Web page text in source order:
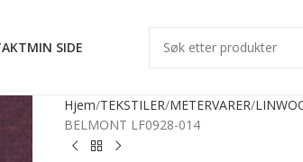
MIN SIDE
Hjem TEKSTILER METERVARER
BELMONT LF0928-014